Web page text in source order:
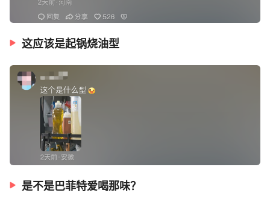
这应该是起锅烧油型
是不是巴菲特爱喝那味？